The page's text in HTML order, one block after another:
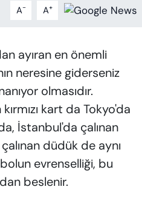
A- A+
ayıran en önemli
neresine giderseniz
olmasıdır.
kart da Tokyo'da
İstanbul'da çalınan
düdük de aynı
evrenselliği, bu
beslenir.